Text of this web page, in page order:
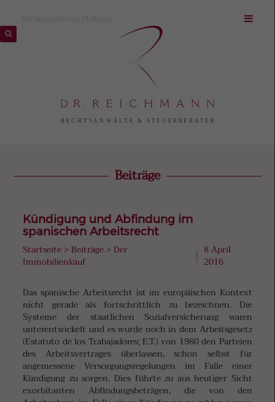
Beiträge
Kündigung und Abfindung im
spanischen Arbeitsrecht
Startseite >Beiträge >Der
Immobilienkauf
8 April
2016
Das spanische Arbeitsrecht ist im europäischen Kontext
nicht gerade als fortschrittlich zu bezeichnen. Die
Systeme der staatlichen Sozialversicherung waren
unterentwickelt und es wurde noch in dem Arbeitsgesetz
(Estatuto de los Trabajadores; E.T.) von 1980 den Parteien
des Arbeitsvertrages überlassen, schon selbst für
angemessene Versorgungsregelungen im Falle einer
Kündigung zu sorgen. Dies führte zu aus heutiger Sicht
exorbitanten Abfindungsbeträgen, die von den